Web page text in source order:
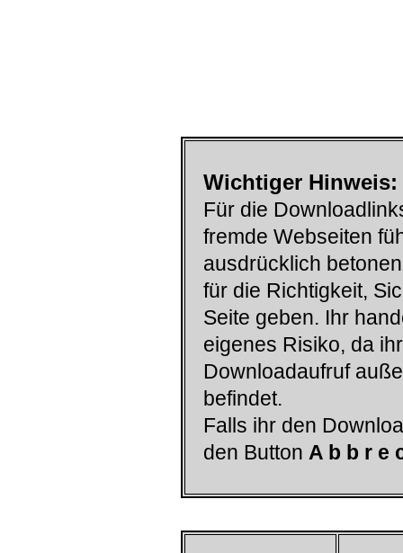
Wichtiger Hinweis:
Für die
fremde Webseiten
ausdrücklich
für die Richtigkeit,
Seite geben. Ihr
eigenes Risiko, da
Downloadaufruf
befindet.
Falls ihr den
den Button A b b r e